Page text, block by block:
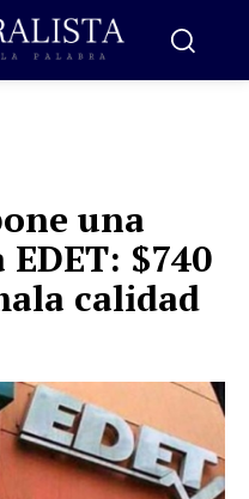
una
$740
calidad